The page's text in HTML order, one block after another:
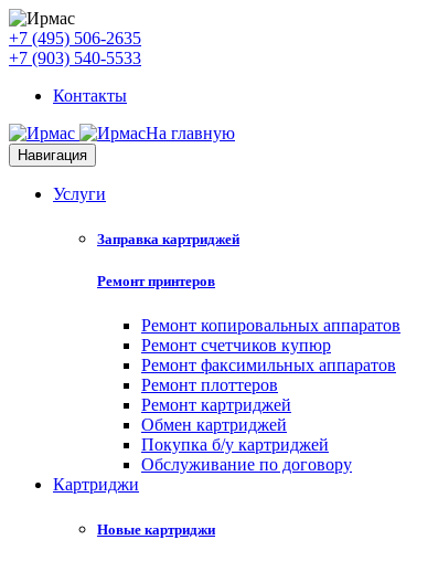
+7 (495) 506-2635
+7 (903) 540-5533
Контакты
На главную
Навигация
Услуги
Заправка картриджей
Ремонт принтеров
Ремонт копировальных аппаратов
Ремонт счетчиков купюр
Ремонт факсимильных аппаратов
Ремонт плоттеров
Ремонт картриджей
Обмен картриджей
Покупка б/у картриджей
Обслуживание по договору
Картриджи
Новые картриджи